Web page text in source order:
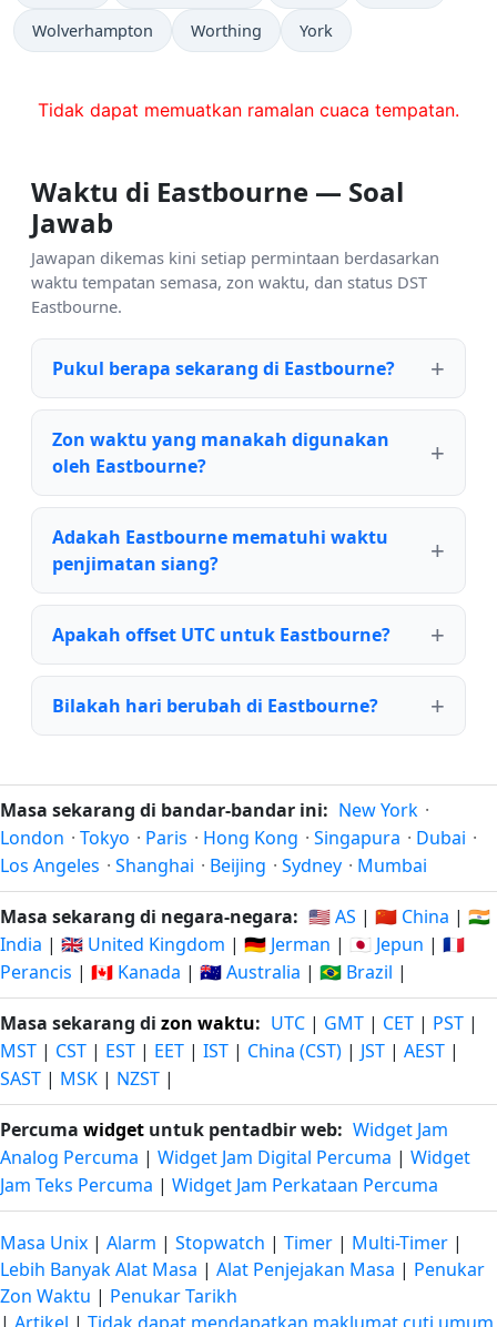
Wolverhampton Worthing York
Tidak dapat memuatkan ramalan cuaca tempatan.
Waktu di Eastbourne — Soal
Jawab
Jawapan dikemas kini setiap permintaan berdasarkan
waktu tempatan semasa, zon waktu, dan status DST
Eastbourne.
Pukul berapa sekarang di Eastbourne?
Zon waktu yang manakah digunakan
oleh Eastbourne?
Adakah Eastbourne mematuhi waktu
penjimatan siang?
Apakah offset UTC untuk Eastbourne?
Bilakah hari berubah di Eastbourne?
Masa sekarang di bandar-bandar ini: New York ·
London · Tokyo · Paris · Hong Kong · Singapura · Dubai ·
Los Angeles · Shanghai · Beijing · Sydney · Mumbai
Masa sekarang di negara-negara: 🇺🇸 AS | 🇨🇳 China | 🇮🇳
India | 🇬🇧 United Kingdom | 🇩🇪 Jerman | 🇯🇵 Jepun | 🇫🇷
Perancis | 🇨🇦 Kanada | 🇦🇺 Australia | 🇧🇷 Brazil |
Masa sekarang di zon waktu: UTC | GMT | CET | PST |
MST | CST | EST | EET | IST | China (CST) | JST | AEST |
SAST | MSK | NZST |
Percuma widget untuk pentadbir web: Widget Jam
Analog Percuma | Widget Jam Digital Percuma | Widget
Jam Teks Percuma | Widget Jam Perkataan Percuma
Masa Unix | Alarm | Stopwatch | Timer | Multi-Timer |
Lebih Banyak Alat Masa | Alat Penjejakan Masa | Penukar
Zon Waktu | Penukar Tarikh